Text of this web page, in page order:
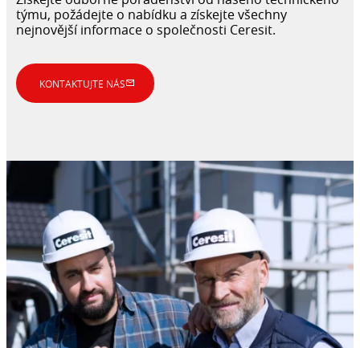
týmu, požádejte o nabídku a získejte všechny
nejnovější informace o společnosti Ceresit.
KONTAKTUJTE NÁS